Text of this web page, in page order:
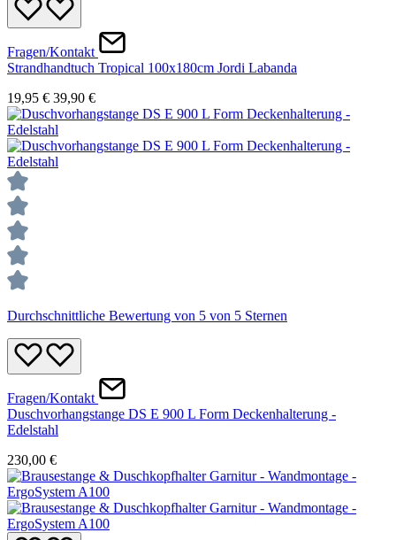
Fragen/Kontakt
Strandhandtuch Tropical 100x180cm Jordi Labanda
19,95 € 39,90 €
Durchschnittliche Bewertung von 5 von 5 Sternen
Fragen/Kontakt
Duschvorhangstange DS E 900 L Form Deckenhalterung -
Edelstahl
230,00 €